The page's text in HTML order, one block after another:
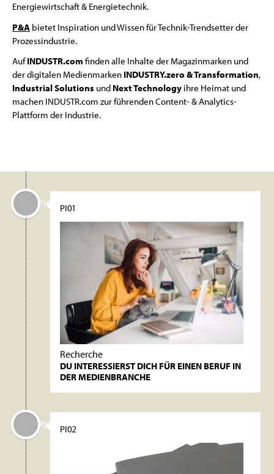
Energiewirtschaft & Energietechnik.
P&A bietet Inspiration und Wissen für Technik-Trendsetter der
Prozessindustrie.
AufINDUSTR.com finden alle Inhalte der Magazinmarken und
der digitalen Medienmarken INDUSTRY.zero & Transformation,
Industrial Solutions und Next Technology ihre Heimat und
machen INDUSTR.com zur führenden Content- & Analytics-
Plattform der Industrie.
PI01
PI01
Recherche
DU INTERESSIERST DICH FÜR EINEN BERUF IN
DER MEDIENBRANCHE
PI02
PI02